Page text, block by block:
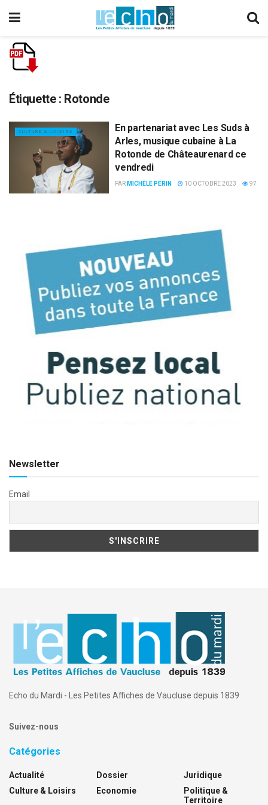
Étiquette : Rotonde
CULTURE & LOISIRS
En partenariat avec Les Suds à
Arles, musique cubaine à La
Rotonde de Châteaurenard ce
vendredi
PAR MICHÈLE PÉRIN 10 OCTOBRE 2023 97
Newsletter
Email
Echo du Mardi - Les Petites Affiches de Vaucluse depuis 1839
Suivez-nous
Catégories
Actualité
Culture & Loisirs
Dossier
Economie
Juridique
Politique &
Territoire